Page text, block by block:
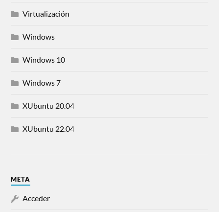
Virtualización
Windows
Windows 10
Windows 7
XUbuntu 20.04
XUbuntu 22.04
META
Acceder